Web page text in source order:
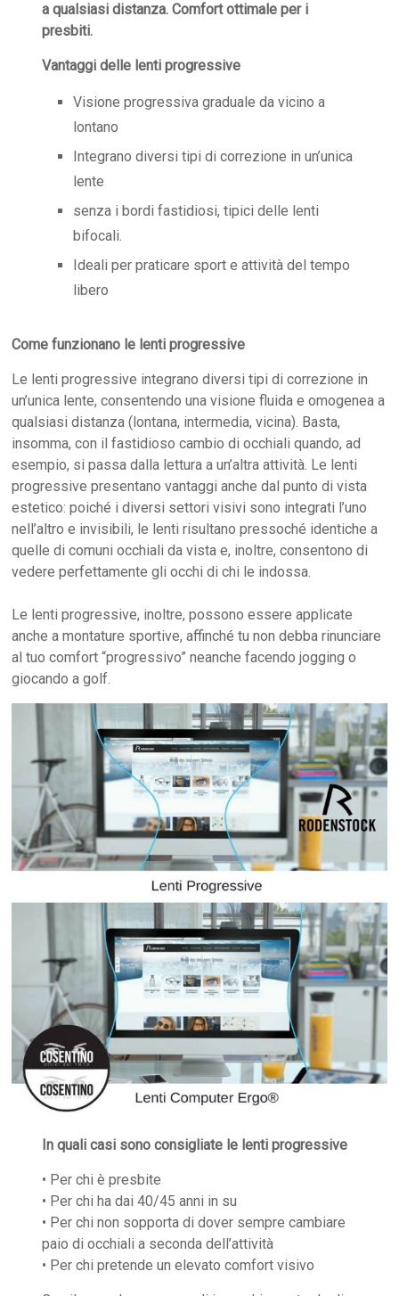
a qualsiasi distanza. Comfort ottimale per i
presbiti.
Vantaggi delle lenti progressive
Visione progressiva graduale da vicino a
lontano
Integrano diversi tipi di correzione in un’unica
lente
senza i bordi fastidiosi, tipici delle lenti
bifocali.
Ideali per praticare sport e attività del tempo
libero
Come funzionano le lenti progressive
Le lenti progressive integrano diversi tipi di correzione in
un’unica lente, consentendo una visione fluida e omogenea a
qualsiasi distanza (lontana, intermedia, vicina). Basta,
insomma, con il fastidioso cambio di occhiali quando, ad
esempio, si passa dalla lettura a un’altra attività. Le lenti
progressive presentano vantaggi anche dal punto di vista
estetico: poiché i diversi settori visivi sono integrati l’uno
nell’altro e invisibili, le lenti risultano pressoché identiche a
quelle di comuni occhiali da vista e, inoltre, consentono di
vedere perfettamente gli occhi di chi le indossa.
Le lenti progressive, inoltre, possono essere applicate
anche a montature sportive, affinché tu non debba rinunciare
al tuo comfort “progressivo” neanche facendo jogging o
giocando a golf.
In quali casi sono consigliate le lenti progressive
• Per chi è presbite
• Per chi ha dai 40/45 anni in su
• Per chi non sopporta di dover sempre cambiare
paio di occhiali a seconda dell’attività
• Per chi pretende un elevato comfort visivo